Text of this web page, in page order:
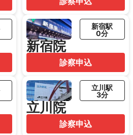
新宿院
新宿駅
0分
診察申込
立川院
立川駅
3分
診察申込